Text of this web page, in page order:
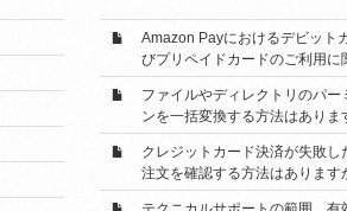
Amazon Payにおけるデビット
びプリペイドカードのご利用に
ファイルやディレクトリのパー
ンを一括変換する方法はありま
クレジットカード決済が失敗し
注文を確認する方法はあります